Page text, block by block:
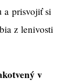
a prisvojiť si
z lenivosti
v